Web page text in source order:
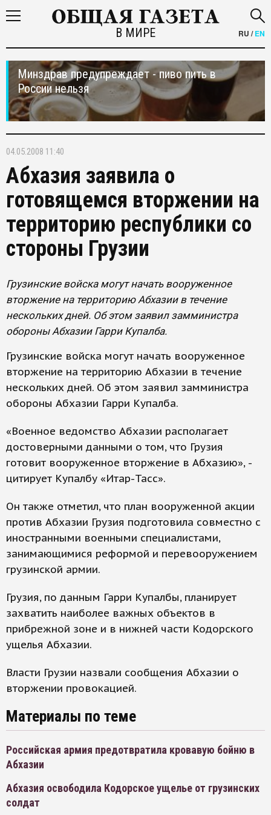
В МИРЕ RU /EN
Минздрав предупреждает - пиво пить в
России нельзя
04.05.2008 11:40
Абхазия заявила о
готовящемся вторжении на
территорию республики со
стороны Грузии
Грузинские войска могут начать вооруженное
вторжение на территорию Абхазии в течение
нескольких дней. Об этом заявил замминистра
обороны Абхазии Гарри Купалба.
Грузинские войска могут начать вооруженное
вторжение на территорию Абхазии в течение
нескольких дней. Об этом заявил замминистра
обороны Абхазии Гарри Купалба.
«Военное ведомство Абхазии располагает
достоверными данными о том, что Грузия
готовит вооруженное вторжение в Абхазию», -
цитирует Купалбу «Итар-Тасс».
Он также отметил, что план вооруженной акции
против Абхазии Грузия подготовила совместно с
иностранными военными специалистами,
занимающимися реформой и перевооружением
грузинской армии.
Грузия, по данным Гарри Купалбы, планирует
захватить наиболее важных объектов в
прибрежной зоне и в нижней части Кодорского
ущелья Абхазии.
Власти Грузии назвали сообщения Абхазии о
вторжении провокацией.
Материалы по теме
Российская армия предотвратила кровавую бойню в
Абхазии
Абхазия освободила Кодорское ущелье от грузинских
солдат